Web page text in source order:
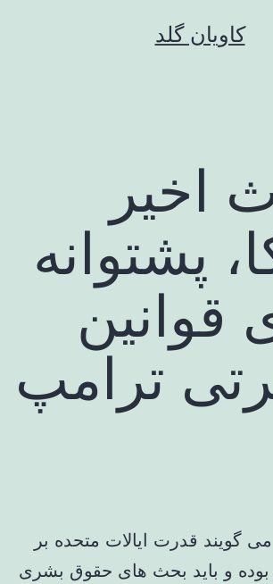
کاویان گلد
اخیر
پشتوانه
قوانین
ترامپ
گویند قدرت ایالات متحده بر
بوده و باید بحث های حقوق بشری